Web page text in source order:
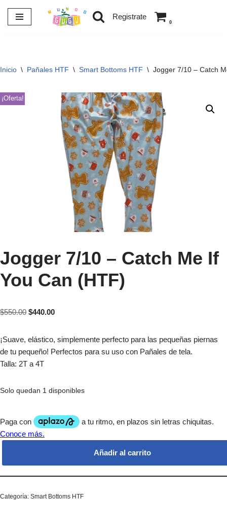
Saltar
Registrate
0
Inicio \ Pañales HTF \ Smart Bottoms HTF \ Jogger 7/10 – Catch
¡Oferta!
Jogger 7/10 – Catch Me If
You Can (HTF)
$550.00 $440.00
¡Suave, elástico, simplemente perfecto para las pequeñas piernas
de tu pequeño! Perfectos para su uso con Pañales de tela.
Talla: 2T a 4T
Solo quedan 1 disponibles
Añadir al carrito
Categoría: Smart Bottoms HTF